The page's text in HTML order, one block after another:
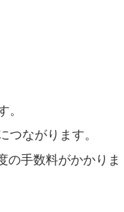
。
つながります。
の手数料がかかりま